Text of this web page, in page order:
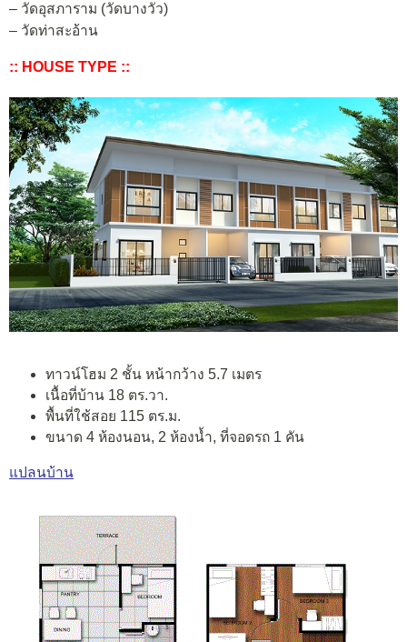
– วัดอุสภาราม (วัดบางวัว)
– วัดท่าสะอ้าน
:: HOUSE TYPE ::
ทาวน์โฮม 2 ชั้น หน้ากว้าง 5.7 เมตร
เนื้อที่บ้าน 18 ตร.วา.
พื้นที่ใช้สอย 115 ตร.ม.
ขนาด 4 ห้องนอน, 2 ห้องน้ำ, ที่จอดรถ 1 คัน
แปลนบ้าน